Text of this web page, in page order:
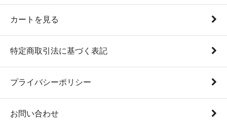
カートを見る
特定商取引法に基づく表記
プライバシーポリシー
お問い合わせ